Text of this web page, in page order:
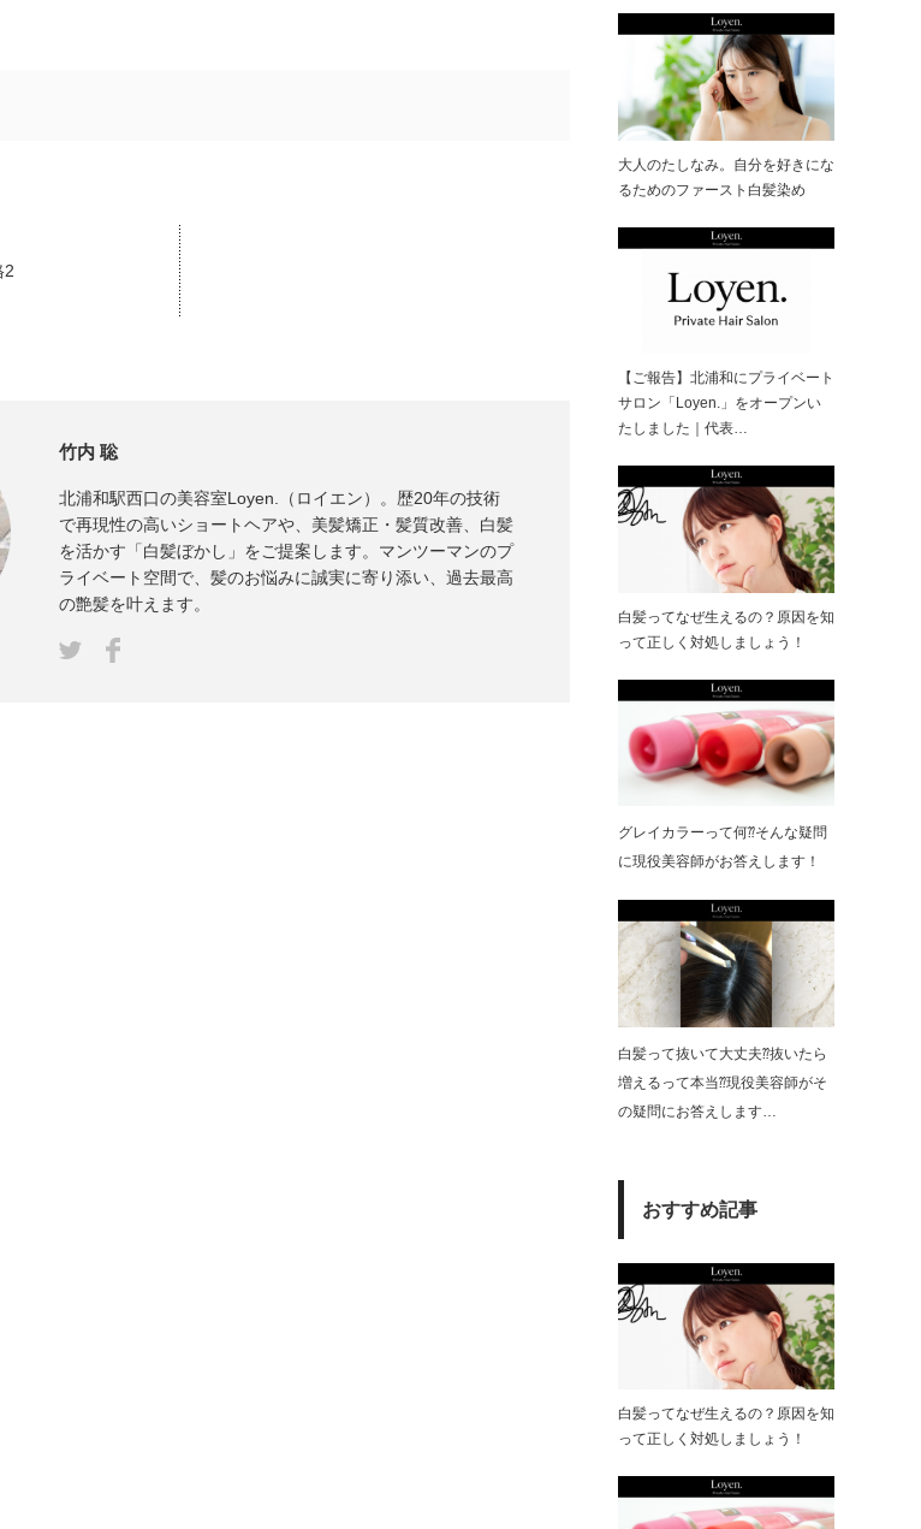
2
竹内 聡
北浦和駅西口の美容室Loyen.（ロイエン）。歴20年の技術
で再現性の高いショートヘアや、美髪矯正・髪質改善、白髪
を活かす「白髪ぼかし」をご提案します。マンツーマンのプ
ライベート空間で、髪のお悩みに誠実に寄り添い、過去最高
の艶髪を叶えます。
大人のたしなみ。自分を好きにな
るためのファースト白髪染め
【ご報告】北浦和にプライベート
サロン「Loyen.」をオープンい
たしました｜代表…
白髪ってなぜ生えるの？原因を知
って正しく対処しましょう！
グレイカラーって何⁇そんな疑問
に現役美容師がお答えします！
白髪って抜いて大丈夫⁇抜いたら
増えるって本当⁇現役美容師がそ
の疑問にお答えします…
おすすめ記事
白髪ってなぜ生えるの？原因を知
って正しく対処しましょう！